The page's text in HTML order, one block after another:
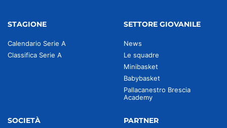
STAGIONE
Calendario Serie A
Classifica Serie A
SETTORE GIOVANILE
News
Le squadre
Minibasket
Babybasket
Pallacanestro Brescia
Academy
SOCIETÀ PARTNER